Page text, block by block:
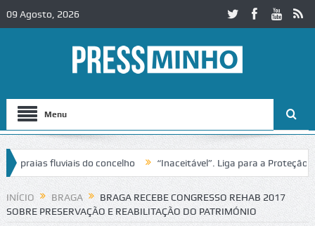
09 Agosto, 2026
Menu
fluviais do concelho “Inaceitável”. Liga para a Proteção da
trânsito no IC2 em Alcobaça Igreja do Castelo de Cerveira
INÍCIO BRAGA
BRAGA RECEBE CONGRESSO REHAB 2017
SOBRE PRESERVAÇÃO E REABILITAÇÃO DO PATRIMÓNIO